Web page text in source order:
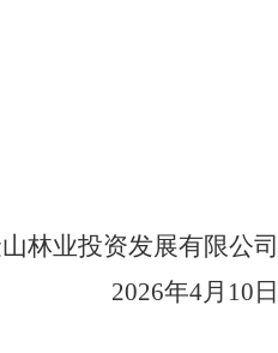
林业投资发展有限公司
2026年4月10日